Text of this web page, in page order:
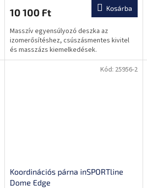
10 100 Ft Kosárba
Masszív egyensúlyozó deszka az
izomerősítéshez, csúszásmentes kivitel
és masszázs kiemelkedések.
Koordinációs párna inSPORTline
Dome Edge
Kód: 25956-2